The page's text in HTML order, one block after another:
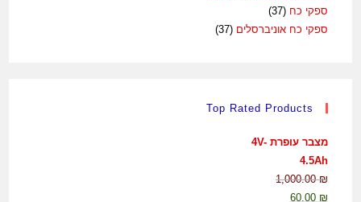
ספקי כח (37)
ספקי כח אוניברסלים (37)
Top Rated Products
מצבר עופרת 4V-
4.5Ah
1,000.00₪
60.00 ₪